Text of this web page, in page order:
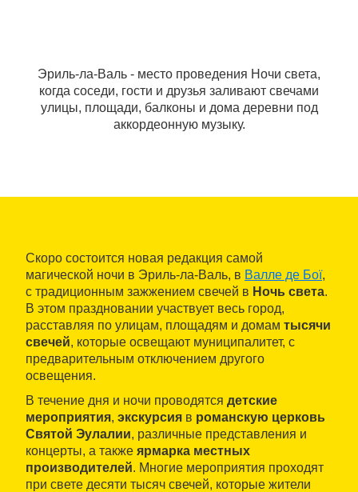
Эриль-ла-Валь - место проведения Ночи света,
когда соседи, гости и друзья заливают свечами
улицы, площади, балконы и дома деревни под
аккордеонную музыку.
Скоро состоится новая редакция самой
магической ночи в Эриль-ла-Валь, в Валле де Боï,
с традиционным зажжением свечей в Ночь света.
В этом праздновании участвует весь город,
расставляя по улицам, площадям и домам тысячи
свечей, которые освещают муниципалитет, с
предварительным отключением другого
освещения.
В течение дня и ночи проводятся детские
мероприятия, экскурсия в романскую церковь
Святой Эулалии, различные представления и
концерты, а также ярмарка местных
производителей. Многие мероприятия проходят
при свете десяти тысяч свечей, которые жители